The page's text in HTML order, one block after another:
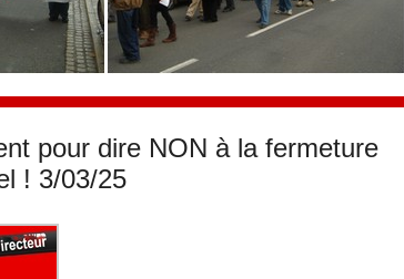
pour dire NON à la fermeture
! 3/03/25